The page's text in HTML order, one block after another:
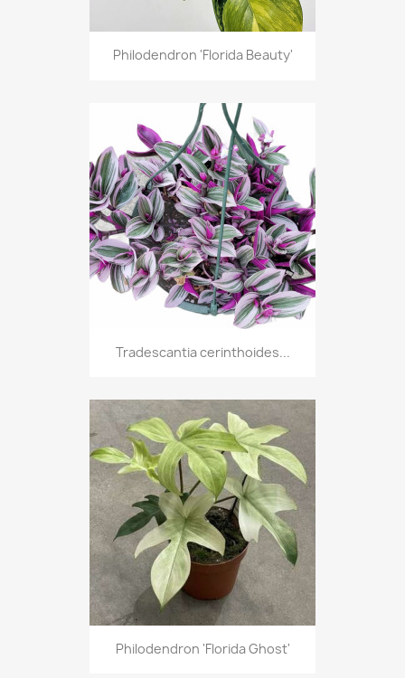
Philodendron 'Florida Beauty'
Tradescantia cerinthoides...
Philodendron 'Florida Ghost'